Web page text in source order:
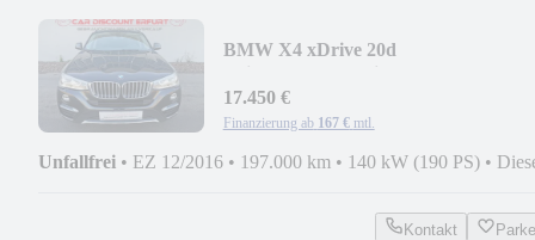
BMW X4 xDrive 20d
17.450 €
Finanzierung ab 167 € mtl.
Unfallfrei • EZ 12/2016 • 197.000 km • 140 kW (190 PS) •
Kontakt